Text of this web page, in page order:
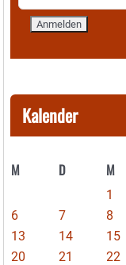
Kalender
M D M
1
6
7 8
13
14 15
20
21 22